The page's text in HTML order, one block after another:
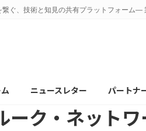
繋ぐ、技術と知見の共有プラットフォーム
ニュースレター パートナ
ーク・ネット